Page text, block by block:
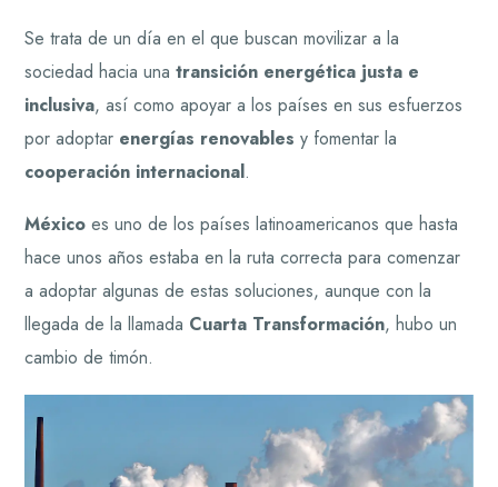
Se trata de un día en el que buscan movilizar a la
sociedad hacia unatransición energética justa e
inclusiva, así como apoyar a los países en sus esfuerzos
por adoptar energías renovables y fomentar la
cooperación internacional.
México es uno de los países latinoamericanos que hasta
hace unos años estaba en la ruta correcta para comenzar
a adoptar algunas de estas soluciones, aunque con la
llegada de la llamada Cuarta Transformación, hubo un
cambio de timón.